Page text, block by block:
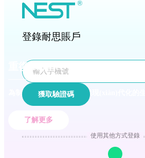
登錄耐思賬戶
獲取驗證碼
使用其他方式登錄
重復(fù)型&一次性筆式注射
為制藥和保健行業(yè)提供現(xiàn)代化的
了解更多